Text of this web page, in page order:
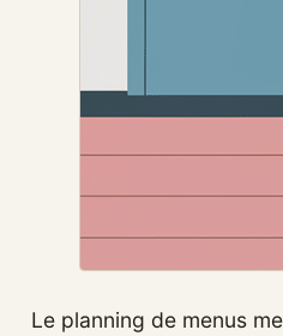
Le planning de menus